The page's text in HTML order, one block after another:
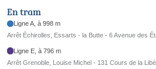
En tram
Ligne A, à 998 m
Arrêt Échirolles, Essarts - la Butte - 6 Avenue des
Ligne E, à 796 m
Arrêt Grenoble, Louise Michel - 131 Cours de la